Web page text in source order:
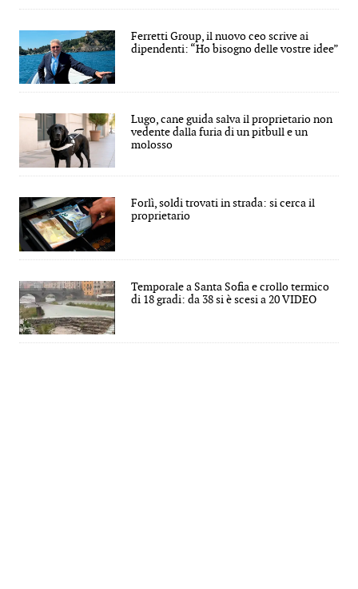
Ferretti Group, il nuovo ceo scrive ai
dipendenti: “Ho bisogno delle vostre idee”
Lugo, cane guida salva il proprietario non
vedente dalla furia di un pitbull e un
molosso
Forlì, soldi trovati in strada: si cerca il
proprietario
Temporale a Santa Sofia e crollo termico
di 18 gradi: da 38 si è scesi a 20 VIDEO